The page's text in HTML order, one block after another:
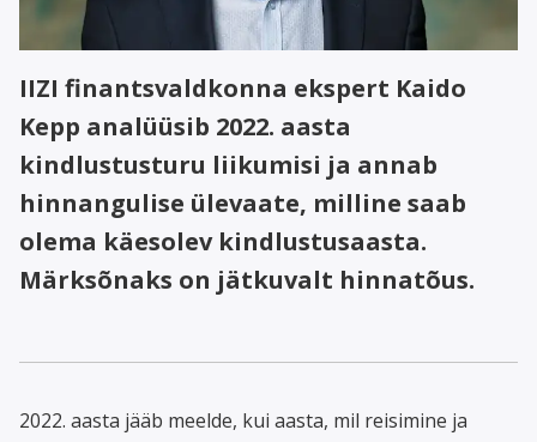
IIZI finantsvaldkonna ekspert Kaido
Kepp analüüsib 2022. aasta
kindlustusturu liikumisi ja annab
hinnangulise ülevaate, milline saab
olema käesolev kindlustusaasta.
Märksõnaks on jätkuvalt hinnatõus.
2022. aasta jääb meelde, kui aasta, mil reisimine ja